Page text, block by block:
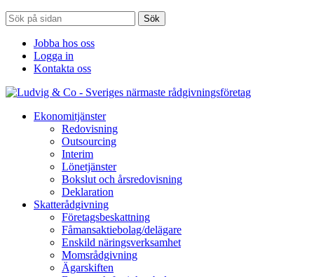
Sök
Jobba hos oss
Logga in
Kontakta oss
Ekonomitjänster
Redovisning
Outsourcing
Interim
Lönetjänster
Bokslut och årsredovisning
Deklaration
Skatterådgivning
Företagsbeskattning
Fåmansaktiebolag/delägare
Enskild näringsverksamhet
Momsrådgivning
Ägarskiften